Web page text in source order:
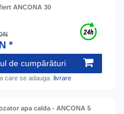
ANCONA 30
*
de cumpărături
care se adauga.livrare
apa calda - ANCONA 5